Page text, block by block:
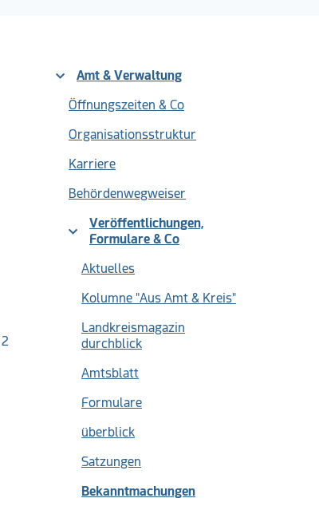
2
Amt & Verwaltung
Öffnungszeiten & Co
Organisationsstruktur
Karriere
Behördenwegweiser
Veröffentlichungen,
Formulare & Co
Aktuelles
Kolumne "Aus Amt & Kreis"
Landkreismagazin
durchblick
Amtsblatt
Formulare
überblick
Satzungen
Bekanntmachungen(current)